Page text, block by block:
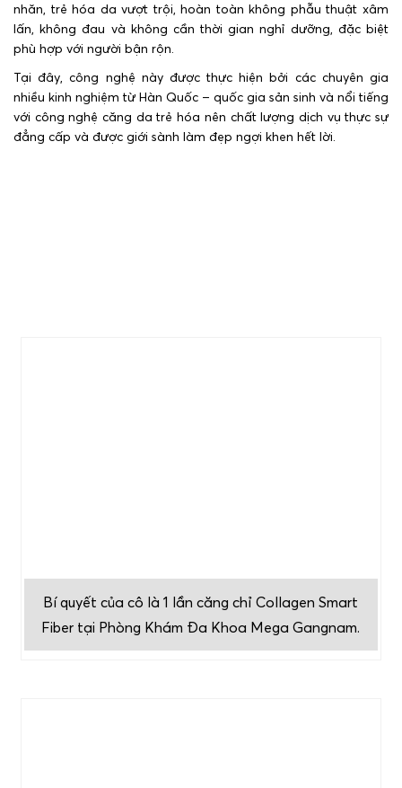
nhăn, trẻ hóa da vượt trội, hoàn toàn không phẫu thuật xâm
lấn, không đau và không cần thời gian nghỉ dưỡng, đặc biệt
phù hợp với người bận rộn.
Tại đây, công nghệ này được thực hiện bởi các chuyên gia
nhiều kinh nghiệm từ Hàn Quốc – quốc gia sản sinh và nổi tiếng
với công nghệ căng da trẻ hóa nên chất lượng dịch vụ thực sự
đẳng cấp và được giới sành làm đẹp ngợi khen hết lời.
Bí quyết của cô là 1 lần căng chỉ Collagen Smart
Fiber tại Phòng Khám Đa Khoa Mega Gangnam.